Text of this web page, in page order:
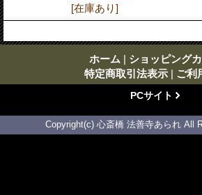
[在庫あり]
ホーム | ショッピング
特定商取引法表示 | ご利
PCサイト
Copyright(c) 心斎橋 法善寺あられ All